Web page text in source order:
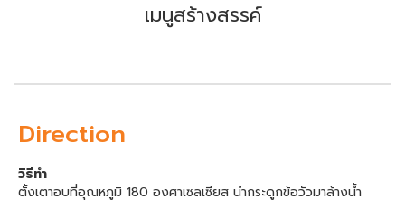
เมนูสร้างสรรค์
Direction
วิธีทำ
ตั้งเตาอบที่อุณหภูมิ 180 องศาเซลเซียส นำกระดูกข้อวัวมาล้างน้ำ